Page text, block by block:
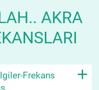
AKRA
Frekans
+